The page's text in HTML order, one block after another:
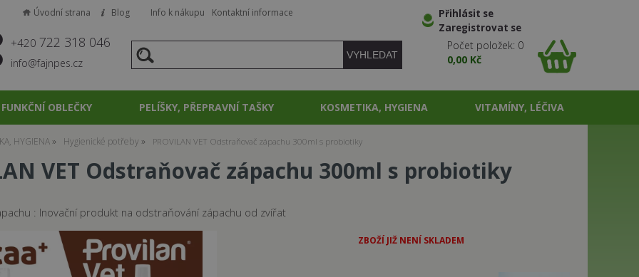
+420 722 318 046
info@fajnpes.cz
Přihlásit se
Zaregistrovat se
Počet položek: 0
0,00 Kč
FUNKČNÍ OBLEČKY PELÍŠKY, PŘEPRAVNÍ TAŠKY KOSMETIKA, HYGIENA VITAMÍNY, LÉČIVA
Úvodní strana Blog Info k nákupu Kontaktní informace
HYGIENA Hygienické potřeby PROVILAN VET Odstraňovač zápachu 300ml s probiotiky
VET Odstraňovač zápachu 300ml s probiotiky
: Inovační produkt na odstraňování zápachu od zvířat
ZBOŽÍ JIŽ NENÍ SKLADEM